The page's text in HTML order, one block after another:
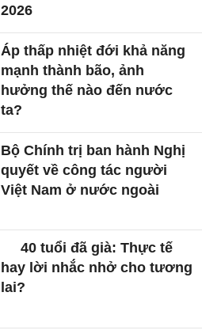
2026
Áp thấp nhiệt đới khả năng
mạnh thành bão, ảnh
hưởng thế nào đến nước
ta?
Bộ Chính trị ban hành Nghị
quyết về công tác người
Việt Nam ở nước ngoài
40 tuổi đã già: Thực tế
hay lời nhắc nhở cho tương
lai?